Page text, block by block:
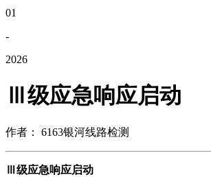
01
-
2026
Ⅲ级应急响应启动
作者： 6163银河线路检测
Ⅲ级应急响应启动